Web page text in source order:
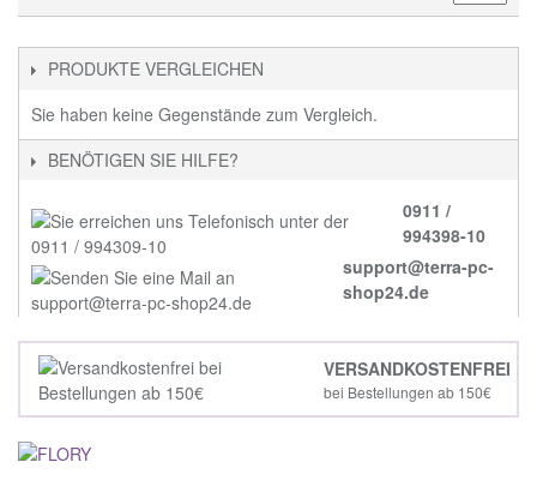
PRODUKTE VERGLEICHEN
Sie haben keine Gegenstände zum Vergleich.
BENÖTIGEN SIE HILFE?
0911 /
994398-10
support@terra-pc-
shop24.de
VERSANDKOSTENFREI
bei Bestellungen ab 150€